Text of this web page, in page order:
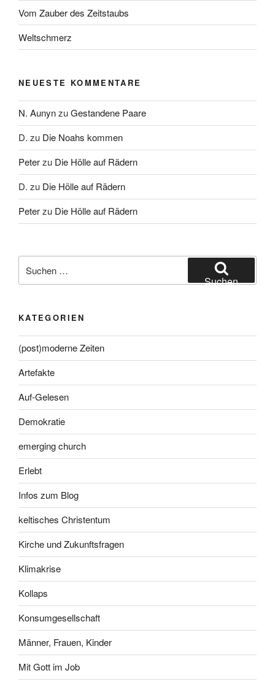
Vom Zauber des Zeitstaubs
Weltschmerz
NEUESTE KOMMENTARE
N. AunynzuGestandene Paare
D. zu Die Noahs kommen
Peterzu Die Hölle auf Rädern
D. zu Die Hölle auf Rädern
Peterzu Die Hölle auf Rädern
nach:
Suchen
KATEGORIEN
(post)moderne Zeiten
Artefakte
Auf-Gelesen
Demokratie
emerging church
Erlebt
Infos zum Blog
keltisches Christentum
Kirche und Zukunftsfragen
Klimakrise
Kollaps
Konsumgesellschaft
Männer, Frauen, Kinder
Mit Gott im Job